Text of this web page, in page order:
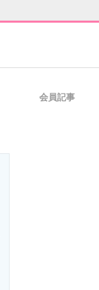
会員記事